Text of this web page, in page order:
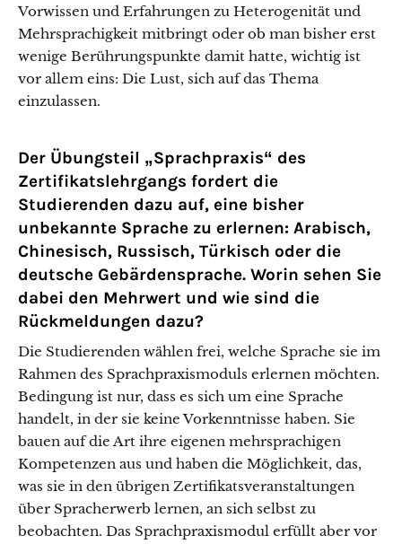
Vorwissen und Erfahrungen zu Heterogenität und
Mehrsprachigkeit mitbringt oder ob man bisher erst
wenige Berührungspunkte damit hatte, wichtig ist
vor allem eins: Die Lust, sich auf das Thema
einzulassen.
Der Übungsteil „Sprachpraxis“ des
Zertifikatslehrgangs fordert die
Studierenden dazu auf, eine bisher
unbekannte Sprache zu erlernen: Arabisch,
Chinesisch, Russisch, Türkisch oder die
deutsche Gebärdensprache. Worin sehen Sie
dabei den Mehrwert und wie sind die
Rückmeldungen dazu?
Die Studierenden wählen frei, welche Sprache sie im
Rahmen des Sprachpraxismoduls erlernen möchten.
Bedingung ist nur, dass es sich um eine Sprache
handelt, in der sie keine Vorkenntnisse haben. Sie
bauen auf die Art ihre eigenen mehrsprachigen
Kompetenzen aus und haben die Möglichkeit, das,
was sie in den übrigen Zertifikatsveranstaltungen
über Spracherwerb lernen, an sich selbst zu
beobachten. Das Sprachpraxismodul erfüllt aber vor